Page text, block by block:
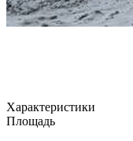
Характеристики
Площадь